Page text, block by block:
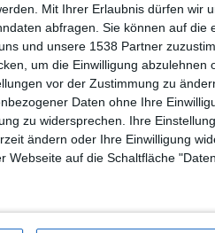
Mit Ihrer Erlaubnis dürfen wir
abfragen. Sie können auf die
und unsere 1538 Partner
um die Einwilligung
vor der Zustimmung zu
Daten ohne Ihre
zu widersprechen. Ihre
ändern oder Ihre Einwilligung
Webseite auf die Schaltfläche
LeTV-CEO vergleicht
Google wie